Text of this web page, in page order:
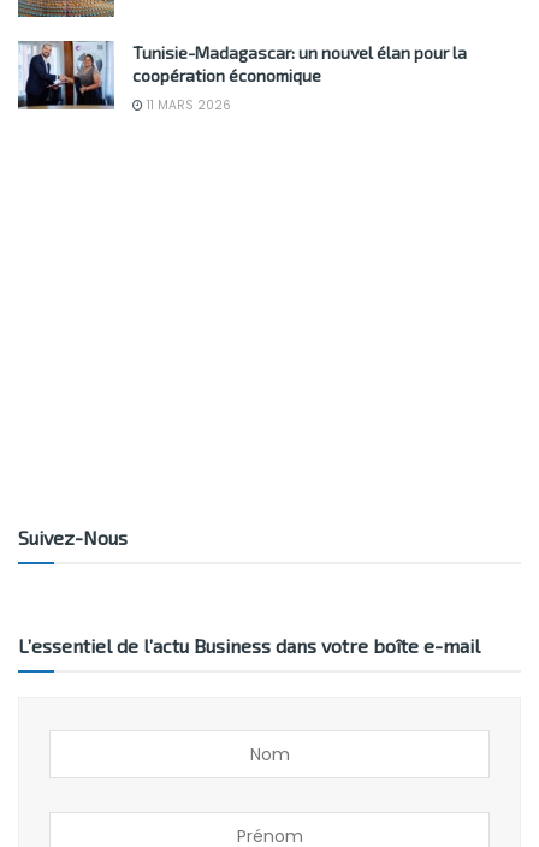
Tunisie-Madagascar: un nouvel élan pour la
coopération économique
11 MARS 2026
Suivez-Nous
L’essentiel de l’actu Business dans votre boîte e-mail